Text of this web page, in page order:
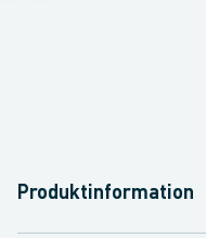
Produktinformation